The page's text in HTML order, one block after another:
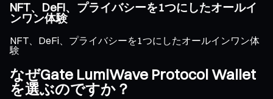
NFT、DeFi、プライバシーを1つにしたオールイ
ンワン体験
NFT、DeFi、プライバシーを1つにしたオールインワン体
験
なぜGate LumiWave Protocol Wallet
を選ぶのですか？